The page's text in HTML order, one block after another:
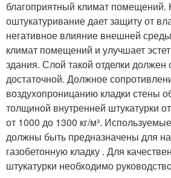
благоприятный климат
оштукатуривание дает защиту от
негативное влияние внешней
климат помещений и улучшает
здания. Слой такой отделки должен
достаточной. Должное
воздухопроницанию кладки стены
толщиной внутренней штукатурки
от 1000 до 1300 кг/м³.
должны быть предназначены для
газобетонную кладку . Для
штукатурки необходимо